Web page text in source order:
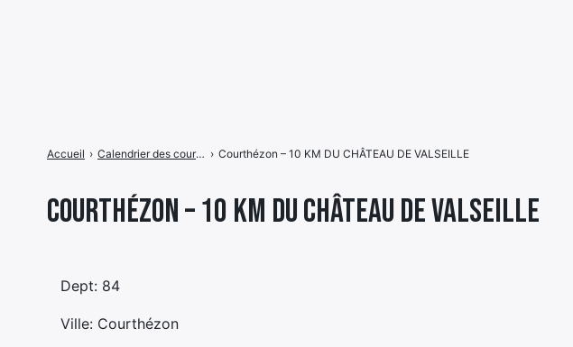
Courthézon – 10 KM DU CHÂTEAU DE VALSEILLE
Accueil › Calendrier des courses › Courthézon – 10 KM DU CHÂTEAU DE VALSEILLE
Dept: 84
Ville: Courthézon